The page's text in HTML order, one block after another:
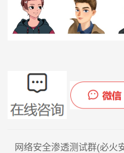
网络安全渗透测试群(必火